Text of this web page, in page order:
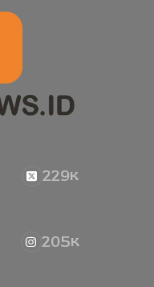
229K
205K